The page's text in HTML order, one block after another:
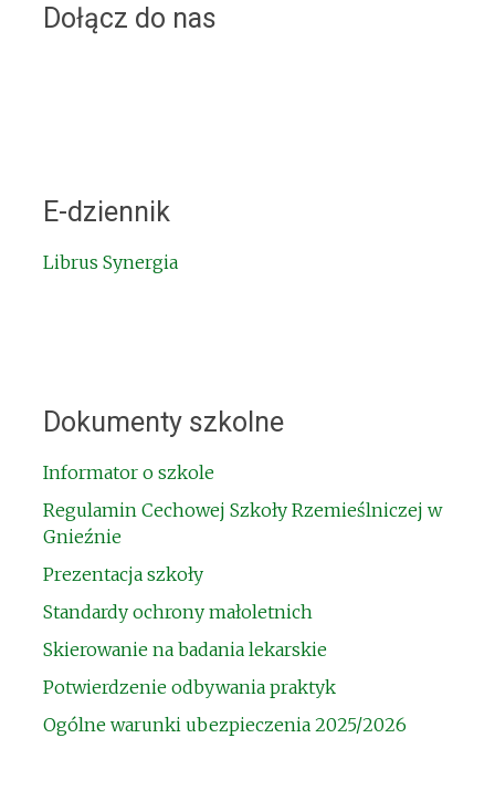
Dołącz do nas
E-dziennik
Librus Synergia
Dokumenty szkolne
Informator o szkole
Regulamin Cechowej Szkoły Rzemieślniczej w
Gnieźnie
Prezentacja szkoły
Standardy ochrony małoletnich
Skierowanie na badania lekarskie
Potwierdzenie odbywania praktyk
Ogólne warunki ubezpieczenia 2025/2026